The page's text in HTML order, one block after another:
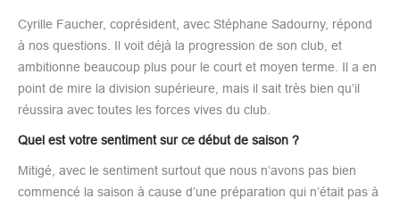
Cyrille Faucher, coprésident, avec Stéphane Sadourny, répond
à nos questions. Il voit déjà la progression de son club, et
ambitionne beaucoup plus pour le court et moyen terme. Il a en
point de mire la division supérieure, mais il sait très bien qu’il
réussira avec toutes les forces vives du club. ​
Quel est votre sentiment sur ce début de saison ?
Mitigé, avec le sentiment surtout que nous n’avons pas bien
commencé la saison à cause d’une préparation qui n’était pas à